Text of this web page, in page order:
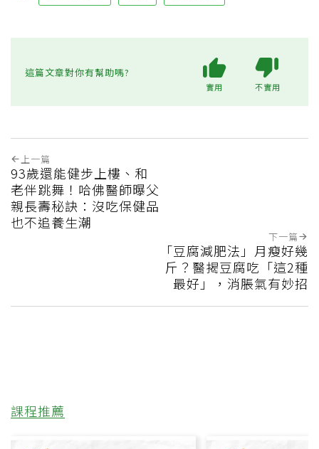
這篇文章對你有幫助嗎?
實用 不實用
上一篇
93歲還能健步上樓、和
老伴跳舞！哈佛醫師曝父
親長壽秘訣：沒吃保健品
也不追養生潮
下一篇
「豆腐減肥法」月瘦好幾
斤？醫揭豆腐吃「這2種
最好」，消脹氣有妙招
課程推薦